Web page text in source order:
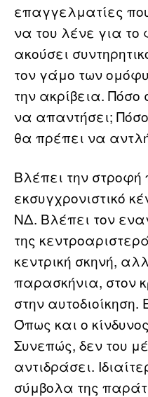
επαγγελματίες
να του λένε για το
ακούσει
τον γάμο των
την ακρίβεια. Πόσο
να απαντήσει;
θα πρέπει να
Βλέπει την στροφή
εκσυγχρονιστικό
ΝΔ. Βλέπει τον
της
κεντρική σκηνή,
παρασκήνια, στον
στην
Όπως και ο
Συνεπώς, δεν του
αντιδράσει.
σύμβολα της